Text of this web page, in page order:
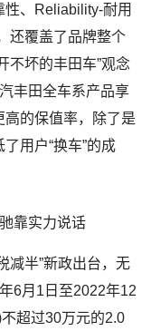
、Reliability-耐用
还覆盖了品牌整个
不坏的丰田车”观念
丰田全车系产品享
的保值率，除了是
用户“换车”的成
减半”新政出台，无
6月1日至2022年12
超过30万元的2.0